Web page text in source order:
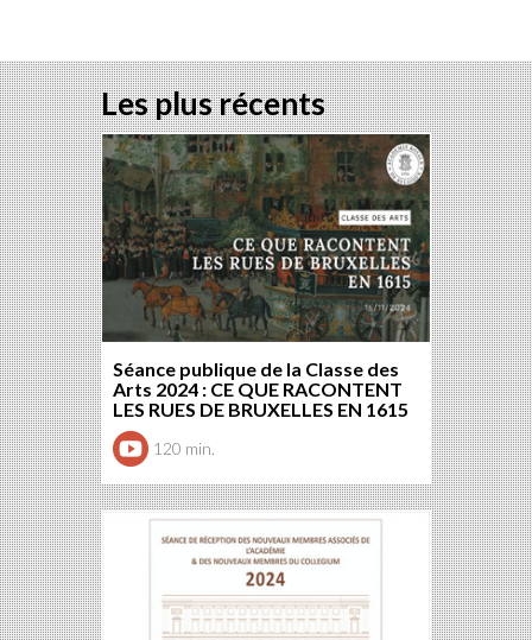
Les plus récents
Séance publique de la Classe des
Arts 2024 : CE QUE RACONTENT
LES RUES DE BRUXELLES EN 1615
120 min.